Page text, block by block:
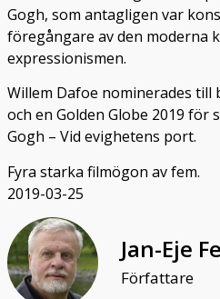
Gogh, som antagligen var
föregångare av den moderna
expressionismen.
Willem Dafoe nominerades till
och en Golden Globe 2019 för
Gogh – Vid evighetens port.
Fyra starka filmögon av fem.
2019-03-25
Jan-Eje
Författare